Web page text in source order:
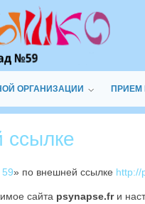
ОРГАНИЗАЦИИ ПРИЕМ
ссылке
» по внешней ссылке http://
сайта psynapse.frи